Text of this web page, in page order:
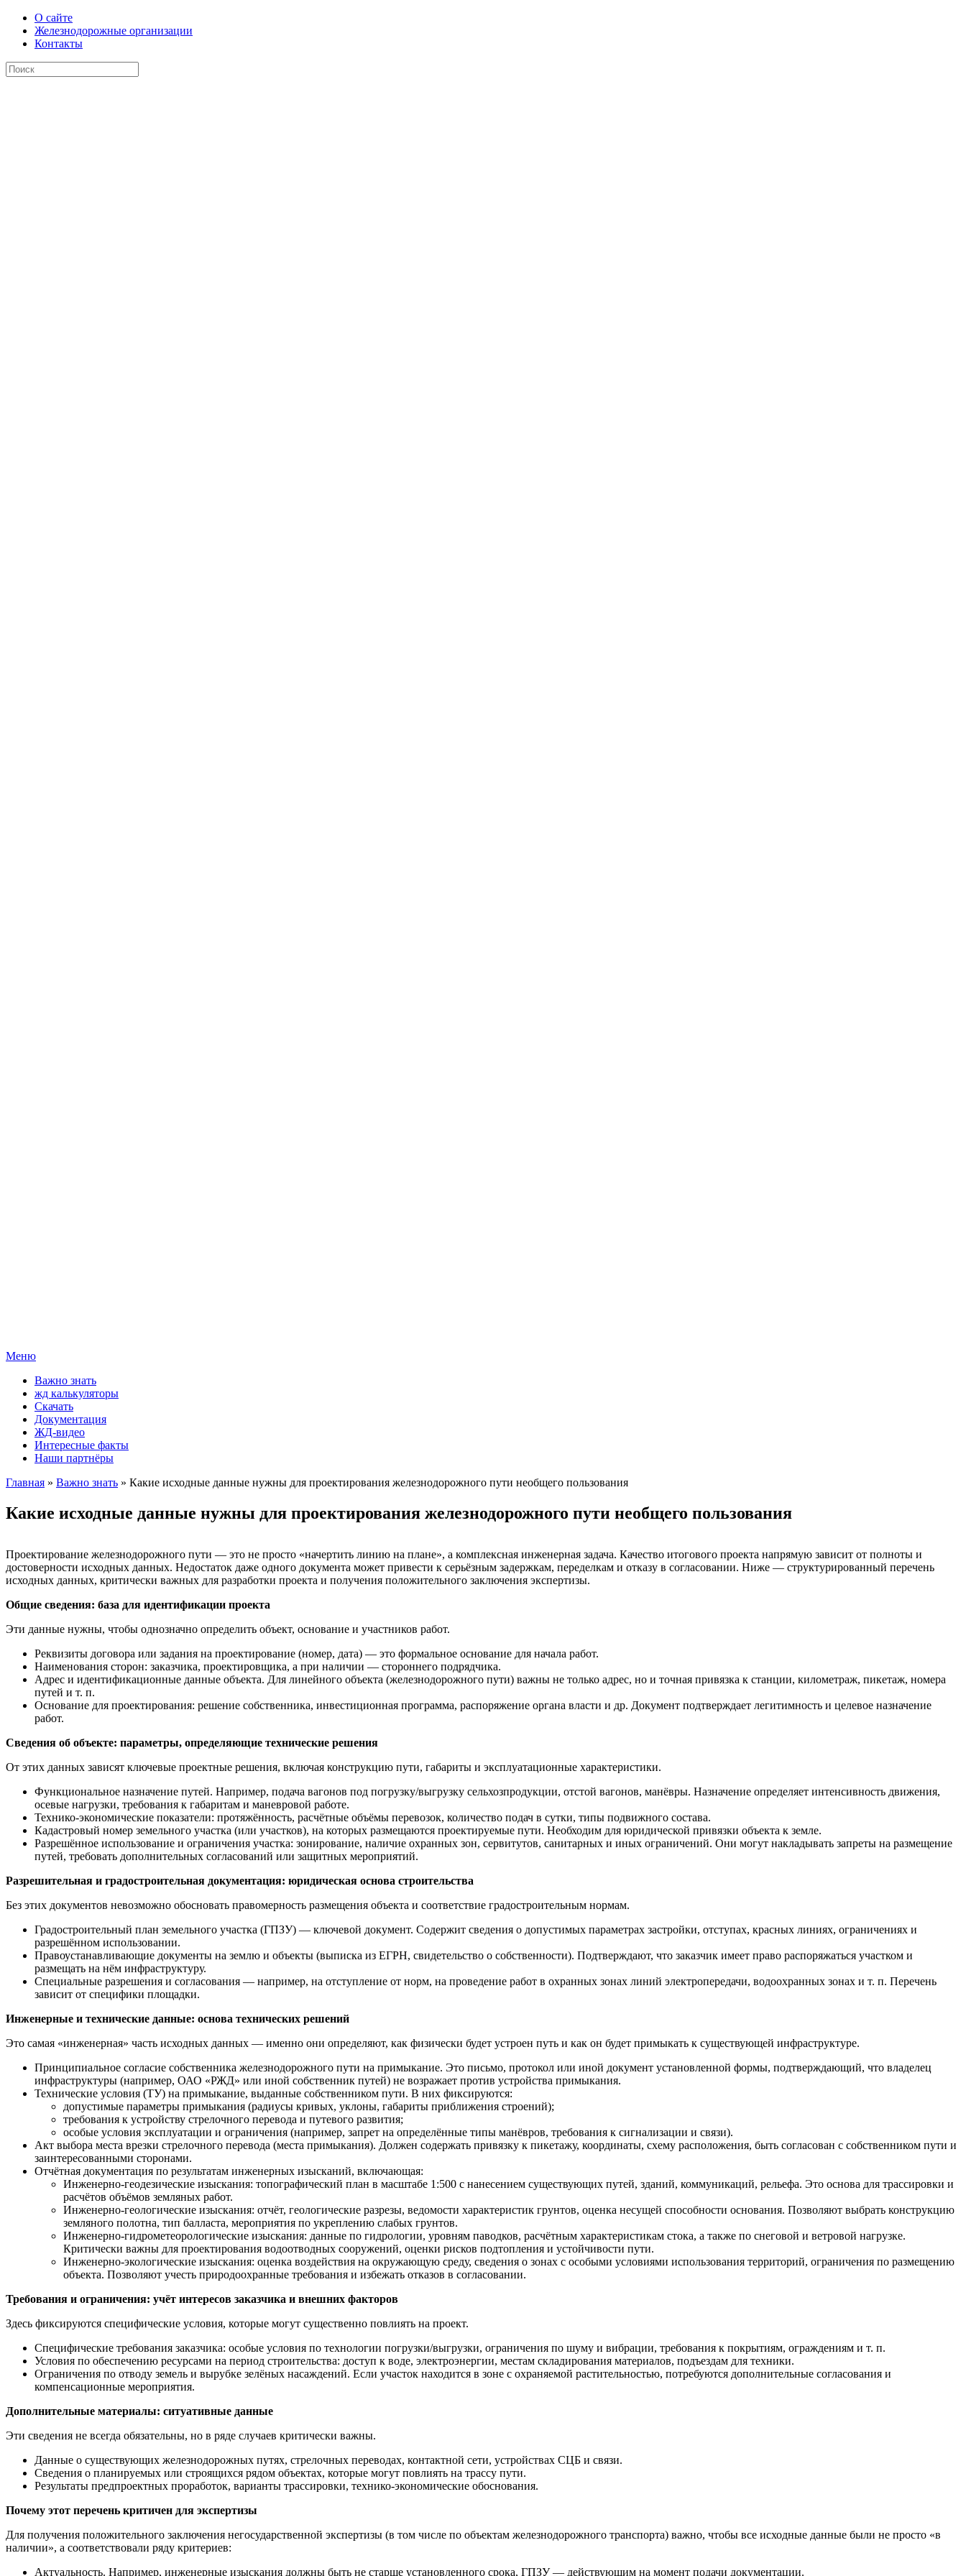
О сайте
Железнодорожные организации
Контакты
Меню
Важно знать
жд калькуляторы
Скачать
Документация
ЖД-видео
Интересные факты
Наши партнёры
Главная » Важно знать » Какие исходные данные нужны для проектирования железнодорожного пути необщего пользования
Какие исходные данные нужны для проектирования железнодорожного пути необщего пользования
Проектирование железнодорожного пути — это не просто «начертить линию на плане», а комплексная инженерная задача. Качество итогового проекта напрямую зависит от полноты и
достоверности исходных данных. Недостаток даже одного документа может привести к серьёзным задержкам, переделкам и отказу в согласовании. Ниже — структурированный перечень
исходных данных, критически важных для разработки проекта и получения положительного заключения экспертизы.
Общие сведения: база для идентификации проекта
Эти данные нужны, чтобы однозначно определить объект, основание и участников работ.
Реквизиты договора или задания на проектирование (номер, дата) — это формальное основание для начала работ.
Наименования сторон: заказчика, проектировщика, а при наличии — стороннего подрядчика.
Адрес и идентификационные данные объекта. Для линейного объекта (железнодорожного пути) важны не только адрес, но и точная привязка к станции, километраж, пикетаж, номера
путей и т. п.
Основание для проектирования: решение собственника, инвестиционная программа, распоряжение органа власти и др. Документ подтверждает легитимность и целевое назначение
работ.
Сведения об объекте: параметры, определяющие технические решения
От этих данных зависят ключевые проектные решения, включая конструкцию пути, габариты и эксплуатационные характеристики.
Функциональное назначение путей. Например, подача вагонов под погрузку/выгрузку сельхозпродукции, отстой вагонов, манёвры. Назначение определяет интенсивность движения,
осевые нагрузки, требования к габаритам и маневровой работе.
Технико‑экономические показатели: протяжённость, расчётные объёмы перевозок, количество подач в сутки, типы подвижного состава.
Кадастровый номер земельного участка (или участков), на которых размещаются проектируемые пути. Необходим для юридической привязки объекта к земле.
Разрешённое использование и ограничения участка: зонирование, наличие охранных зон, сервитутов, санитарных и иных ограничений. Они могут накладывать запреты на размещение
путей, требовать дополнительных согласований или защитных мероприятий.
Разрешительная и градостроительная документация: юридическая основа строительства
Без этих документов невозможно обосновать правомерность размещения объекта и соответствие градостроительным нормам.
Градостроительный план земельного участка (ГПЗУ) — ключевой документ. Содержит сведения о допустимых параметрах застройки, отступах, красных линиях, ограничениях и
разрешённом использовании.
Правоустанавливающие документы на землю и объекты (выписка из ЕГРН, свидетельство о собственности). Подтверждают, что заказчик имеет право распоряжаться участком и
размещать на нём инфраструктуру.
Специальные разрешения и согласования — например, на отступление от норм, на проведение работ в охранных зонах линий электропередачи, водоохранных зонах и т. п. Перечень
зависит от специфики площадки.
Инженерные и технические данные: основа технических решений
Это самая «инженерная» часть исходных данных — именно они определяют, как физически будет устроен путь и как он будет примыкать к существующей инфраструктуре.
Принципиальное согласие собственника железнодорожного пути на примыкание. Это письмо, протокол или иной документ установленной формы, подтверждающий, что владелец
инфраструктуры (например, ОАО «РЖД» или иной собственник путей) не возражает против устройства примыкания.
Технические условия (ТУ) на примыкание, выданные собственником пути. В них фиксируются:
допустимые параметры примыкания (радиусы кривых, уклоны, габариты приближения строений);
требования к устройству стрелочного перевода и путевого развития;
особые условия эксплуатации и ограничения (например, запрет на определённые типы манёвров, требования к сигнализации и связи).
Акт выбора места врезки стрелочного перевода (места примыкания). Должен содержать привязку к пикетажу, координаты, схему расположения, быть согласован с собственником пути и
заинтересованными сторонами.
Отчётная документация по результатам инженерных изысканий, включающая:
Инженерно‑геодезические изыскания: топографический план в масштабе 1:500 с нанесением существующих путей, зданий, коммуникаций, рельефа. Это основа для трассировки и
расчётов объёмов земляных работ.
Инженерно‑геологические изыскания: отчёт, геологические разрезы, ведомости характеристик грунтов, оценка несущей способности основания. Позволяют выбрать конструкцию
земляного полотна, тип балласта, мероприятия по укреплению слабых грунтов.
Инженерно‑гидрометеорологические изыскания: данные по гидрологии, уровням паводков, расчётным характеристикам стока, а также по снеговой и ветровой нагрузке.
Критически важны для проектирования водоотводных сооружений, оценки рисков подтопления и устойчивости пути.
Инженерно‑экологические изыскания: оценка воздействия на окружающую среду, сведения о зонах с особыми условиями использования территорий, ограничения по размещению
объекта. Позволяют учесть природоохранные требования и избежать отказов в согласовании.
Требования и ограничения: учёт интересов заказчика и внешних факторов
Здесь фиксируются специфические условия, которые могут существенно повлиять на проект.
Специфические требования заказчика: особые условия по технологии погрузки/выгрузки, ограничения по шуму и вибрации, требования к покрытиям, ограждениям и т. п.
Условия по обеспечению ресурсами на период строительства: доступ к воде, электроэнергии, местам складирования материалов, подъездам для техники.
Ограничения по отводу земель и вырубке зелёных насаждений. Если участок находится в зоне с охраняемой растительностью, потребуются дополнительные согласования и
компенсационные мероприятия.
Дополнительные материалы: ситуативные данные
Эти сведения не всегда обязательны, но в ряде случаев критически важны.
Данные о существующих железнодорожных путях, стрелочных переводах, контактной сети, устройствах СЦБ и связи.
Сведения о планируемых или строящихся рядом объектах, которые могут повлиять на трассу пути.
Результаты предпроектных проработок, варианты трассировки, технико‑экономические обоснования.
Почему этот перечень критичен для экспертизы
Для получения положительного заключения негосударственной экспертизы (в том числе по объектам железнодорожного транспорта) важно, чтобы все исходные данные были не просто «в
наличии», а соответствовали ряду критериев:
Актуальность. Например, инженерные изыскания должны быть не старше установленного срока, ГПЗУ — действующим на момент подачи документации.